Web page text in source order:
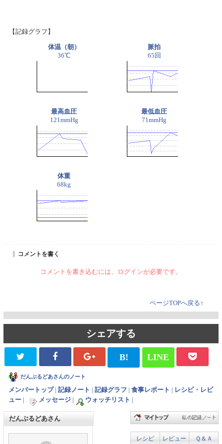
【記録グラフ】
体温（朝）
36℃
脈拍
65回
最高血圧
121mmHg
最低血圧
71mmHg
体重
68kg
コメントを書く
コメントを書き込むには、ログインが必要です。
ページTOPへ戻る↑
シェアする
B! LINE
だんぶるどあさんのノート
メンバートップ| 記録ノート 記録グラフ 食事レポート
レシピ・レビ
ュー
メッセージ ウォッチリスト
だんぶるどあさん
レシピ レビュー
Ｑ＆Ａ